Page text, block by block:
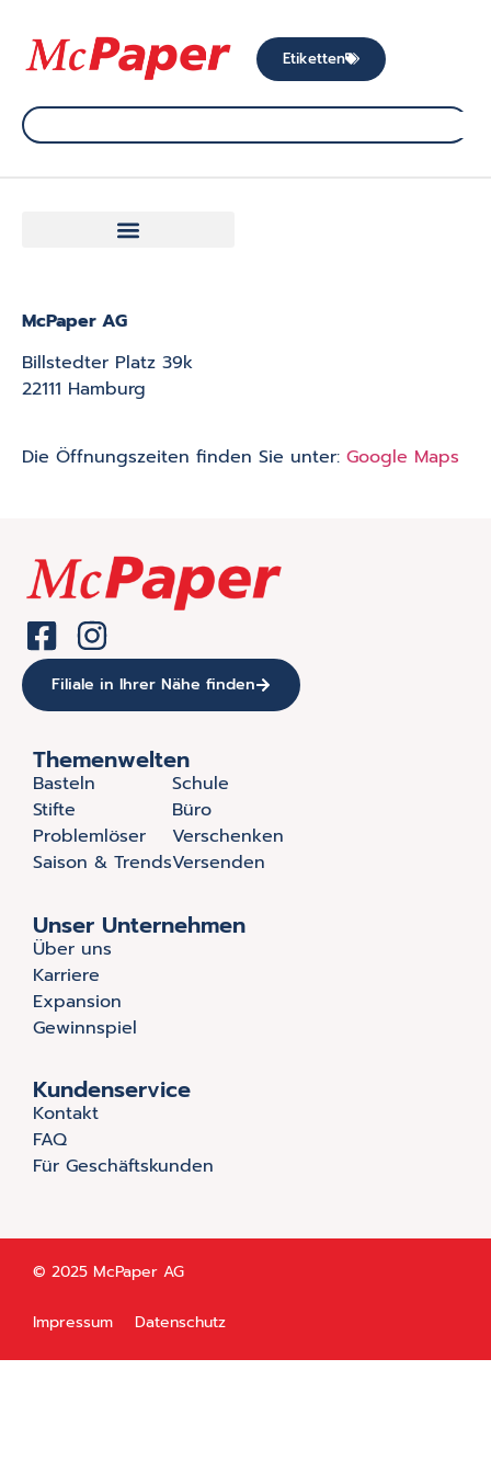
Etiketten
McPaper AG
Billstedter Platz 39k
22111 Hamburg
Die Öffnungszeiten finden Sie unter: Google Maps
Filiale in Ihrer Nähe finden
Themenwelten
Basteln
Stifte
Problemlöser
Saison & Trends
Schule
Büro
Verschenken
Versenden
Unser Unternehmen
Über uns
Karriere
Expansion
Gewinnspiel
Kundenservice
Kontakt
FAQ
Für Geschäftskunden
© 2025 McPaper AG
Impressum Datenschutz